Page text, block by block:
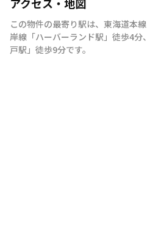
この物件の最寄り駅は、 東海道本線
岸線 「ハーバーランド駅 」 徒歩4分、
戸駅 」 徒歩9分です。